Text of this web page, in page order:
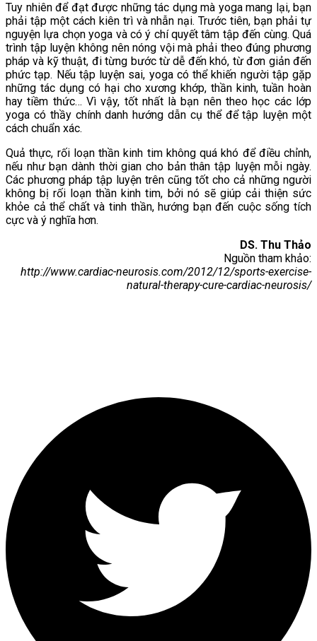
Tuy nhiên để đạt được những tác dụng mà yoga mang lại, bạn
phải tập một cách kiên trì và nhẫn nại. Trước tiên, bạn phải tự
nguyện lựa chọn yoga và có ý chí quyết tâm tập đến cùng. Quá
trình tập luyện không nên nóng vội mà phải theo đúng phương
pháp và kỹ thuật, đi từng bước từ dễ đến khó, từ đơn giản đến
phức tạp. Nếu tập luyện sai, yoga có thể khiến người tập gặp
những tác dụng có hại cho xương khớp, thần kinh, tuần hoàn
hay tiềm thức… Vì vậy, tốt nhất là bạn nên theo học các lớp
yoga có thầy chính danh hướng dẫn cụ thể để tập luyện một
cách chuẩn xác.
Quả thực, rối loạn thần kinh tim không quá khó để điều chỉnh,
nếu như bạn dành thời gian cho bản thân tập luyện mỗi ngày.
Các phương pháp tập luyện trên cũng tốt cho cả những người
không bị rối loạn thần kinh tim, bởi nó sẽ giúp cải thiện sức
khỏe cả thể chất và tinh thần, hướng bạn đến cuộc sống tích
cực và ý nghĩa hơn.
DS. Thu Thảo
Nguồn tham khảo:
http://www.cardiac-neurosis.com/2012/12/sports-exercise-
natural-therapy-cure-cardiac-neurosis/